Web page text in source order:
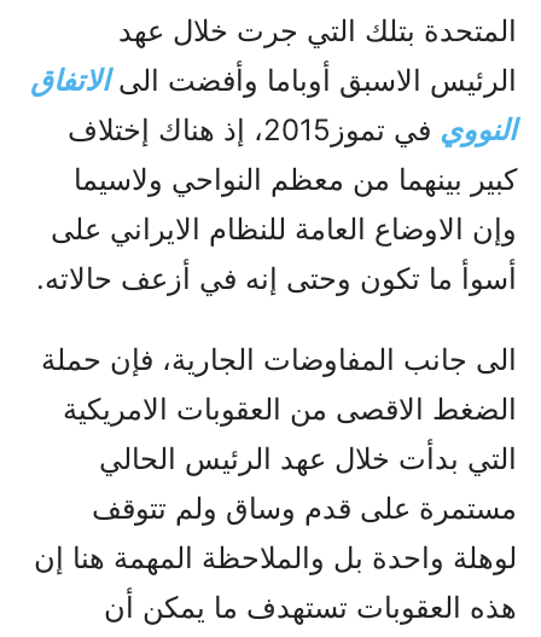
المتحدة بتلك التي جرت خلال عهد
الرئيس الاسبق أوباما وأفضت الىالاتفاق
النووي
في تموز2015، إذ هناك إختلاف
کبير بينهما من معظم النواحي ولاسيما
وإن الاوضاع العامة للنظام الايراني على
أسوأ ما تکون وحتى إنه في أزعف حالاته.
الى جانب المفاوضات الجارية، فإن حملة
الضغط الاقصى من العقوبات الامريکية
التي بدأت خلال عهد الرئيس الحالي
مستمرة على قدم وساق ولم تتوقف
لوهلة واحدة بل والملاحظة المهمة هنا إن
هذه العقوبات تستهدف ما يمکن أن